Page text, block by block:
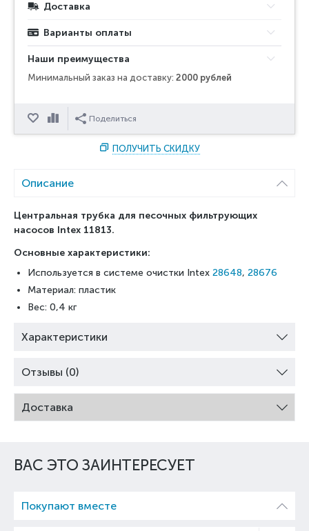
Доставка
Варианты оплаты
Наши преимущества
Минимальный заказ на доставку: 2000 рублей
ОтложитьСравнитьПоделиться
ПОЛУЧИТЬ СКИДКУ
Описание
Центральная трубка для песочных фильтрующих
насосов Intex 11813.
Основные характеристики:
Используется в системе очистки Intex 28648, 28676
Материал: пластик
Вес: 0,4 кг
Характеристики
Отзывы (0)
Доставка
ВАС ЭТО ЗАИНТЕРЕСУЕТ
Покупают вместе